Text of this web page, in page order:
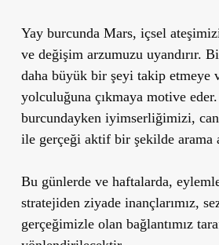
Yay burcunda Mars, içsel
ve değişim arzumuzu uyandırır.
daha büyük bir şeyi takip etmeye
yolculuğuna çıkmaya motive
burcundayken iyimserliğimizi,
ile gerçeği aktif bir şekilde arama
Bu günlerde ve haftalarda,
stratejiden ziyade inançlarımız,
gerçeğimizle olan bağlantımız